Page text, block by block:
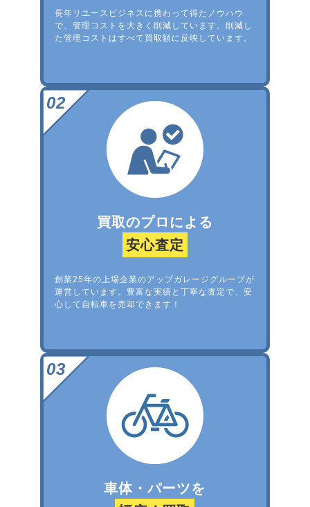
長年リユースビジネスに携わって得たノウハウ
で、管理コストを大きく削減しています。削減し
た管理コストはすべて買取額に反映しています。
買取のプロによる
安心査定
創業25年の上場企業のアップガレージグループが
運営しています。豊富な実績と丁寧な査定で、安
心して自転車を売却できます！
車体・パーツを